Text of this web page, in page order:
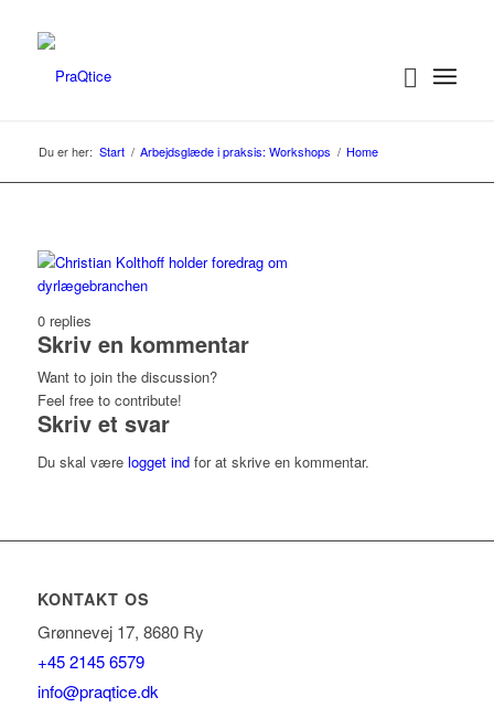
Du er her: Start / Arbejdsglæde i praksis: Workshops / Home
0 replies
Skriv en kommentar
Want to join the discussion?
Feel free to contribute!
Skriv et svar
Du skal være logget indfor at skrive en kommentar.
KONTAKT OS
Grønnevej 17, 8680 Ry
+45 2145 6579
info@praqtice.dk